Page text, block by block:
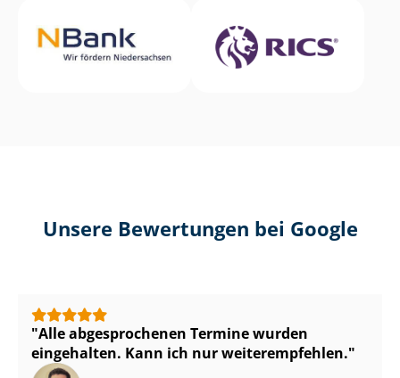
Unsere Bewertungen bei Google
Alle abgesprochenen Termine wurden
eingehalten. Kann ich nur weiterempfehlen.